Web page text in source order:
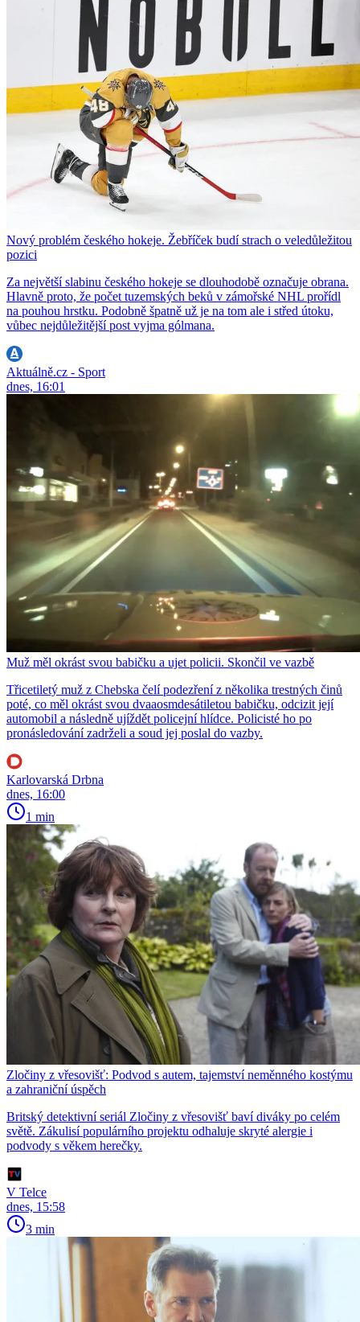
Nový problém českého hokeje. Žebříček budí strach o veledůležitou
pozici
Za největší slabinu českého hokeje se dlouhodobě označuje obrana.
Hlavně proto, že počet tuzemských beků v zámořské NHL prořídl
na pouhou hrstku. Podobně špatně už je na tom ale i střed útoku,
vůbec nejdůležitější post vyjma gólmana.
Aktuálně.cz - Sport
dnes, 16:01
Muž měl okrást svou babičku a ujet policii. Skončil ve vazbě
Třicetiletý muž z Chebska čelí podezření z několika trestných činů
poté, co měl okrást svou dvaaosmdesátiletou babičku, odcizit její
automobil a následně ujíždět policejní hlídce. Policisté ho po
pronásledování zadrželi a soud jej poslal do vazby.
Karlovarská Drbna
dnes, 16:00
1 min
Zločiny z vřesovišť: Podvod s autem, tajemství neměnného kostýmu
a zahraniční úspěch
Britský detektivní seriál Zločiny z vřesovišť baví diváky po celém
světě. Zákulisí populárního projektu odhaluje skryté alergie i
podvody s věkem herečky.
V Telce
dnes, 15:58
3 min